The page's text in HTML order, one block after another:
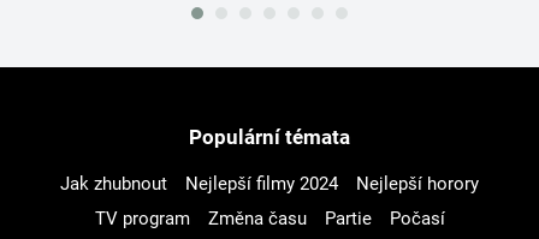
Populární témata
Jak zhubnout Nejlepší filmy 2024
Nejlepší horory
TV program
Změna času Partie
Počasí